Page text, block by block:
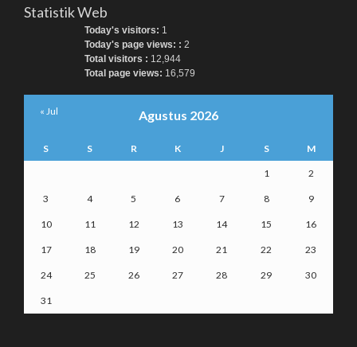
Statistik Web
Today's visitors: 1
Today's page views: : 2
Total visitors : 12,944
Total page views: 16,579
Agustus 2026
S S R K J S M
1 2
3 4 5 6 7 8 9
10 11 12 13 14 15 16
17 18 19 20 21 22 23
24 25 26 27 28 29 30
31
« Jul